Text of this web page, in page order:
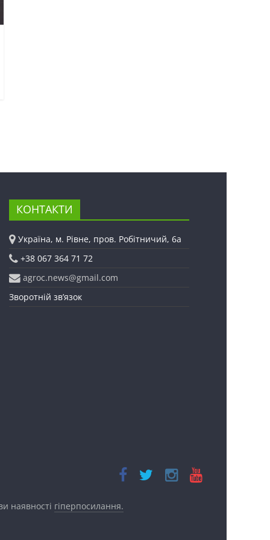
КОНТАКТИ
Україна, м. Рівне, пров. Робітничий, 6а
+38 067 364 71 72
agroc.news@gmail.com
Зворотній зв’язок
наявності гіперпосилання.